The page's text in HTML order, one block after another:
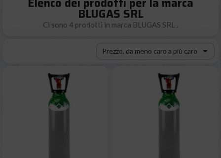
BLUGAS SRL
Ci sono 4 prodotti in marca BLUGAS SRL .
Prezzo, da meno caro a più caro 